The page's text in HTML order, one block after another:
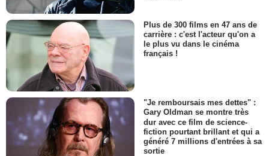
Plus de 300 films en 47 ans de
carrière : c'est l'acteur qu'on a
le plus vu dans le cinéma
français !
"Je remboursais mes dettes" :
Gary Oldman se montre très
dur avec ce film de science-
fiction pourtant brillant et qui a
généré 7 millions d'entrées à sa
sortie